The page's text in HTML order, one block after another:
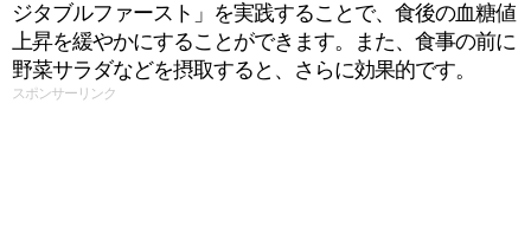
ジタブルファースト」を実践することで、食後の血糖値
上昇を緩やかにすることができます。また、食事の前に
野菜サラダなどを摂取すると、さらに効果的です。
スポンサーリンク